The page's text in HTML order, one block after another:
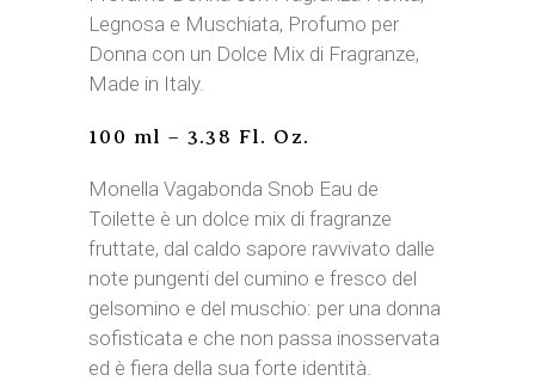
Legnosa e Muschiata, Profumo per
Donna con un Dolce Mix di Fragranze,
Made in Italy.
100 ml – 3.38 Fl. Oz.
Monella Vagabonda Snob Eau de
Toilette è un dolce mix di fragranze
fruttate, dal caldo sapore ravvivato dalle
note pungenti del cumino e fresco del
gelsomino e del muschio: per una donna
sofisticata e che non passa inosservata
ed è fiera della sua forte identità.